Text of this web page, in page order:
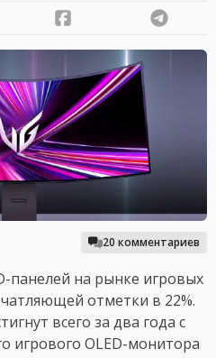
20 комментариев
панелей на рынке игровых
отметки в 22%.
всего за два года с
игрового OLED-монитора